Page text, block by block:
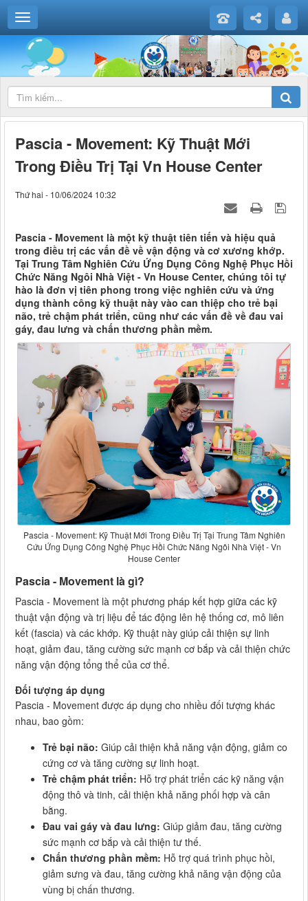
Pascia - Movement: Kỹ Thuật Mới
Trong Điều Trị Tại Vn House Center
Thứ hai - 10/06/2024 10:32
Pascia - Movement là một kỹ thuật tiên tiến và hiệu quả
trong điều trị các vấn đề về vận động và cơ xương khớp.
Tại Trung Tâm Nghiên Cứu Ứng Dụng Công Nghệ Phục Hồi
Chức Năng Ngôi Nhà Việt - Vn House Center, chúng tôi tự
hào là đơn vị tiên phong trong việc nghiên cứu và ứng
dụng thành công kỹ thuật này vào can thiệp cho trẻ bại
não, trẻ chậm phát triển, cũng như các vấn đề về đau vai
gáy, đau lưng và chấn thương phần mềm.
Pascia - Movement: Kỹ Thuật Mới Trong Điều Trị Tại Trung Tâm Nghiên
Cứu Ứng Dụng Công Nghệ Phục Hồi Chức Năng Ngôi Nhà Việt - Vn
House Center
Pascia - Movement là gì?
Pascia - Movement là một phương pháp kết hợp giữa các kỹ
thuật vận động và trị liệu để tác động lên hệ thống cơ, mô liên
kết (fascia) và các khớp. Kỹ thuật này giúp cải thiện sự linh
hoạt, giảm đau, tăng cường sức mạnh cơ bắp và cải thiện chức
năng vận động tổng thể của cơ thể.
Đối tượng áp dụng
Pascia - Movement được áp dụng cho nhiều đối tượng khác
nhau, bao gồm:
Trẻ bại não: Giúp cải thiện khả năng vận động, giảm co
cứng cơ và tăng cường sự linh hoạt.
Trẻ chậm phát triển: Hỗ trợ phát triển các kỹ năng vận
động thô và tinh, cải thiện khả năng phối hợp và cân
bằng.
Đau vai gáy và đau lưng: Giúp giảm đau, tăng cường
sức mạnh cơ bắp và cải thiện tư thế.
Chấn thương phần mềm: Hỗ trợ quá trình phục hồi,
giảm sưng và đau, tăng cường khả năng vận động của
vùng bị chấn thương.